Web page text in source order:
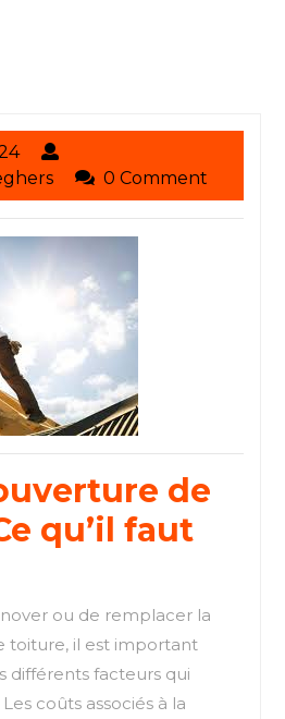
17
octobre
2024
toituresmarcelseghers
0 Comment
de
qu’il faut
ou de remplacer la
toiture, il est important
différents facteurs qui
coûts associés à la